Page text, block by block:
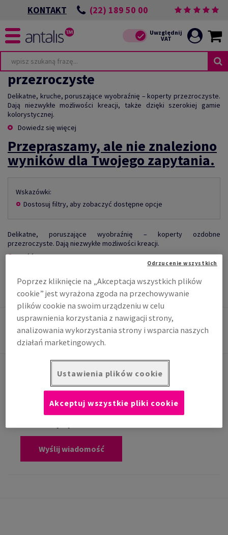
KONTAKT (22) 189 50 00
przezroczyste
Delikatne, kruche, poruszające wyobraźnię – koperty przezroczyste.
Dają niezwykłe możliwości kreacji, także dzięki szerokiej gamie
kolorystycznej.
Dowiedz się więcej
Przepraszamy, ale nie znaleziono
wyników dla Twojego zapytania.
Wskazówki:
Dostosuj filtry, aby zobaczyć dostępne opcje
Delikatne, poruszające wyobraźnię – koperty ozdobne
przezroczyste. Dają niezwykłe możliwości kreacji.
Wróć
Papiery, kartony, koperty Koperty koperty ozdobne
przezroczyste
KONTAKT ZE SPECJALISTĄ
Wyślij wiadomość
Poprzez kliknięcie na „Akceptacja wszystkich plików
cookie” jest wyrażona zgoda na przechowywanie
plików cookie na swoim urządzeniu w celu
usprawnienia korzystania z nawigacji strony,
analizowania wykorzystania strony i wsparcia naszych
działań marketingowych.
Ustawienia plików cookie
Odrzucenie wszystkich
Akceptuj wszystkie pliki cookie